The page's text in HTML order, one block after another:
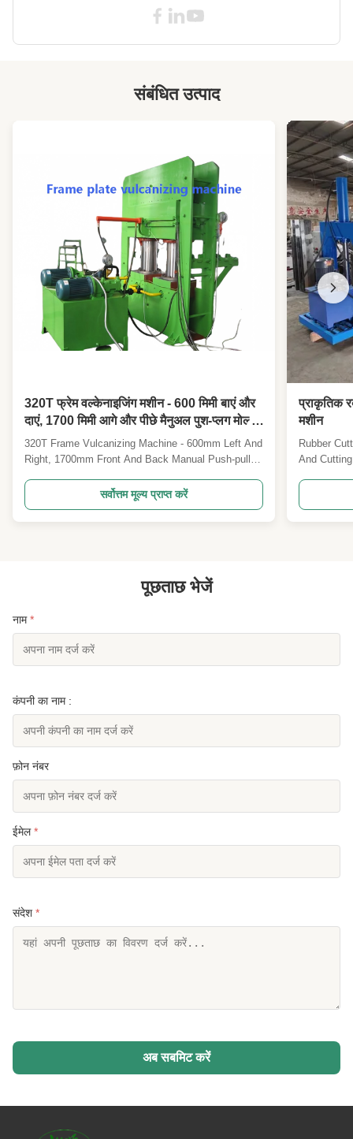
रबर और प्लास्टिक सामग्री
Motor Power: 110 किलोवाट
एसी मोटर
110 किलोवाट दो रोल मिश्रण मिल
मिश्रित रबर दो रोल मिश्रण मिल
दो रोल मिश्रण मिल खोलें
संबंधित उत्पाद
320T फ्रेम वल्केनाइजिंग मशीन - 600 मिमी बाएं और
दाएं, 1700 मिमी आगे और पीछे मैनुअल पुश-प्लग मोल्ड
हॉट प्रेसिंग फोर्मिंग मशीन
320T Frame Vulcanizing Machine - 600mm Left And
Right, 1700mm Front And Back Manual Push-pull
frame vulcanizing machine is designed for pressing
rubber mold products and corresponding
specifications of sealing parts for thermosetting
सर्वोत्तम मूल्य प्राप्त करें
प्राकृतिक
मशीन
Rubber
And
which is
पूछताछ भेजें
नाम*
कंपनी का नाम :
फ़ोन नंबर
ईमेल*
संदेश *
अब सबमिट करें